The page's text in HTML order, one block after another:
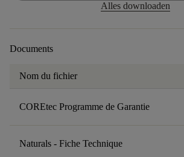
Alles downloaden
Documents
Nom du fichier
COREtec Programme de Garantie
Naturals - Fiche Technique